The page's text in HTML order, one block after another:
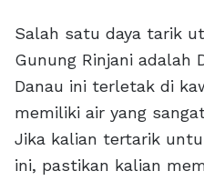
Salah satu daya tarik
Gunung Rinjani adalah
Danau ini terletak di
memiliki air yang
Jika kalian tertarik
ini, pastikan kalian